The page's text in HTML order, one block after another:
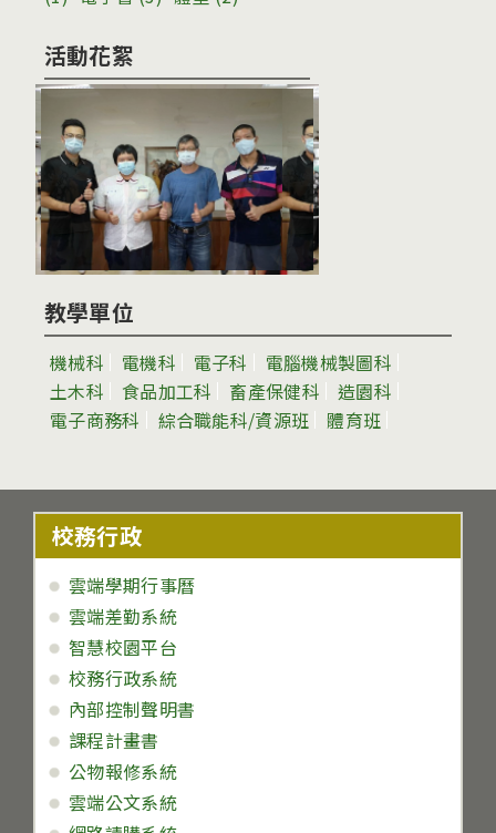
活動花絮
教學單位
機械科 電機科 電子科
電腦機械製圖科
土木科
食品加工科 畜產保健科
造園科
電子商務科
綜合職能科/資源班 體育班
校務行政
雲端學期行事曆
雲端差勤系統
智慧校園平台
校務行政系統
內部控制聲明書
課程計畫書
公物報修系統
雲端公文系統